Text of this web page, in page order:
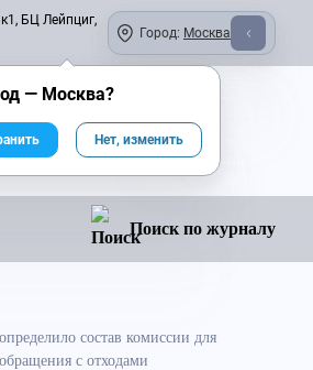
БЦ Лейпциг,
Город: Москва
журнал
Поиск по журналу
состав комиссии для
с отходами
— Москва?
Нет, изменить